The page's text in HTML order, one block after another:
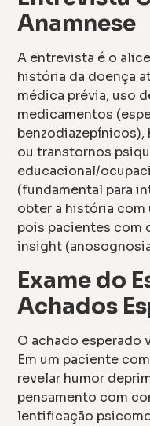
Anamnese
A entrevista é o
história da doença
médica prévia, uso
medicamentos
ou transtornos
educacional/
(fundamental para
obter a história
pois pacientes com
insight
Exame do
Achados
O achado esperado
Em um paciente
revelar humor
pensamento com
lentificação